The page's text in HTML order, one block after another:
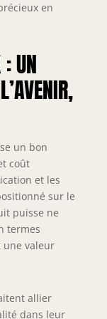
et
Mobili
de
de
ou de
ou
en
UN
un bon
coût
et les
sur le
puisse ne
termes
une valeur
allier
dans leur